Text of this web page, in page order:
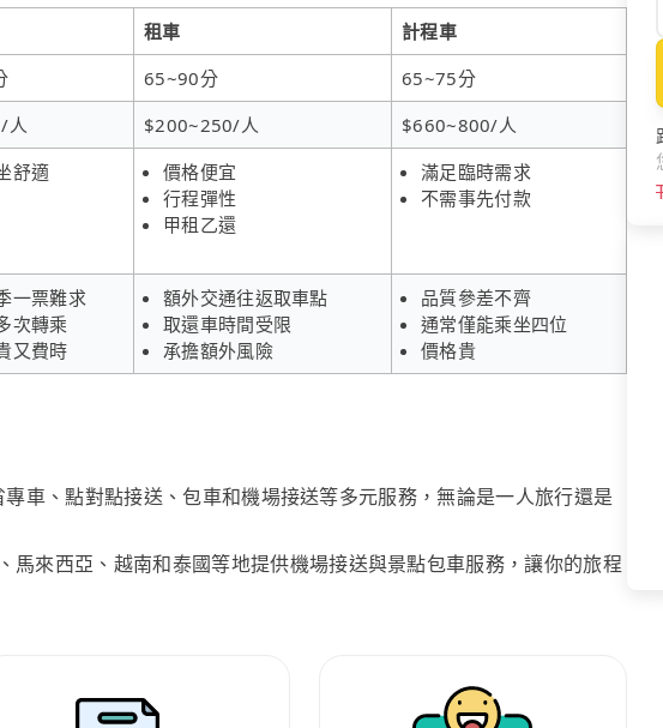
租車
計程車
65~90分
65~75分
人 $200~250/人
$660~800/人
舒適
價格便宜
行程彈性
甲租乙還
滿足臨時需求
不需事先付款
一票難求
次轉乘
又費時
額外交通往返取車點
取還車時間受限
承擔額外風險
品質參差不齊
通常僅能乘坐四位
價格貴
車、點對點接送、包車和機場接送等多元服務，無論是一人旅行還是
馬來西亞、越南和泰國等地提供機場接送與景點包車服務，讓你的旅程